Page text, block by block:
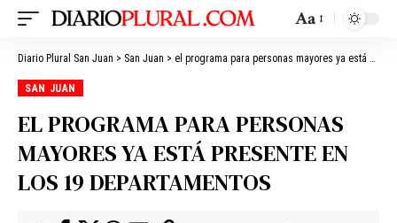
Aa
Diario Plural San Juan > San Juan > el programa para personas mayores ya está presente en los 19 departamentos
SAN JUAN
EL PROGRAMA PARA PERSONAS
MAYORES YA ESTÁ PRESENTE EN
LOS 19 DEPARTAMENTOS